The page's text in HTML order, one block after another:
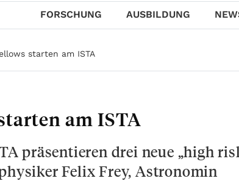
FORSCHUNG AUSBILDUNG
starten am ISTA
am ISTA
präsentieren drei neue „high
Felix Frey, Astronomin